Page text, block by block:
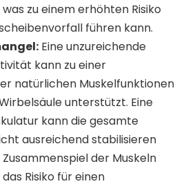
zu einem erhöhten Risiko
führen kann.
Eine unzureichende
kann zu einer
natürlichen Muskelfunktionen
unterstützt. Eine
kann die gesamte
ausreichend stabilisieren
der Muskeln
Risiko für einen